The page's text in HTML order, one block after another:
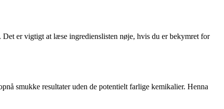
er vigtigt at læse ingredienslisten nøje, hvis du er bekymret for
smukke resultater uden de potentielt farlige kemikalier. Henna